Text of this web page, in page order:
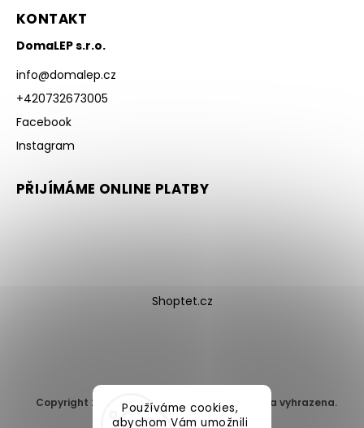
Používáme cookies,
abychom Vám umožnili
KONTAKT
DomaLEP s.r.o.
info@domalep.cz
+420732673005
Facebook
Instagram
PŘIJÍMÁME ONLINE PLATBY
Shoptet.cz
Copyright 2026 DomaLEP s.r.o. . Všechna práva vyhrazena.
Upravit nastavení cookies